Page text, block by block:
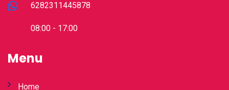
6282311445878
08:00 - 17:00
Menu
Home